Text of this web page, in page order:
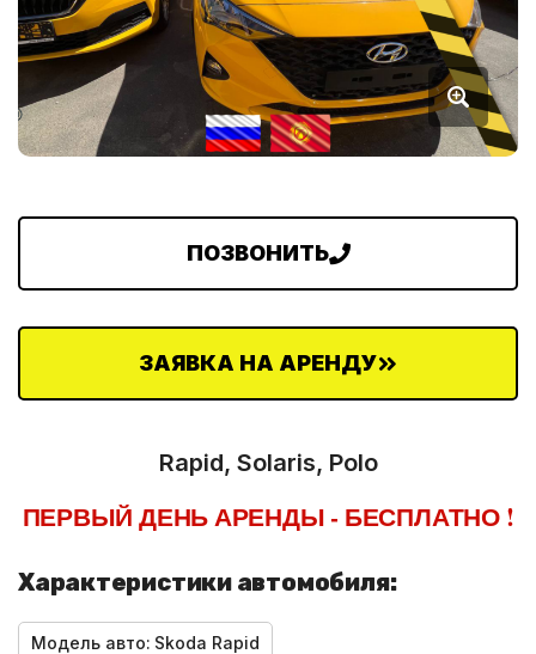
ПОЗВОНИТЬ
ЗАЯВКА НА АРЕНДУ
Rapid, Solaris, Polo
ПЕРВЫЙ ДЕНЬ АРЕНДЫ - БЕСПЛАТНО !
Характеристики автомобиля:
Модель авто: Skoda Rapid